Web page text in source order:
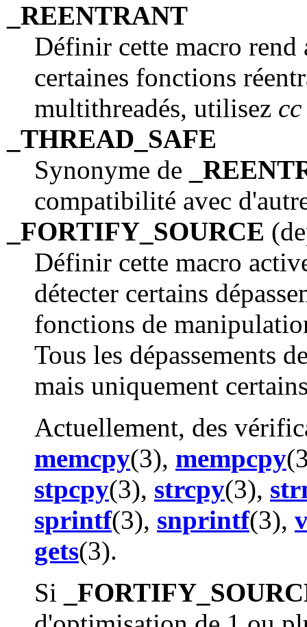
_REENTRANT
Définir cette macro rend
certaines fonctions
multithreadés, utilisez
_THREAD_SAFE
Synonyme de
compatibilité avec
_FORTIFY_SOURCE
Définir cette macro
détecter certains
fonctions de
Tous les dépassements
mais uniquement
Actuellement, des
memcpy(3), mempcpy
stpcpy(3), strcpy(3),
sprintf(3), snprintf(3),
gets(3).
Si